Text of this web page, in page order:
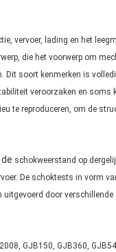
vervoer, lading en het
die het voorwerp om
Dit soort kenmerken is
veroorzaken en soms
te reproduceren, om de
de schokweerstand op
De schoktests in vorm
door
GJB150, GJB360,